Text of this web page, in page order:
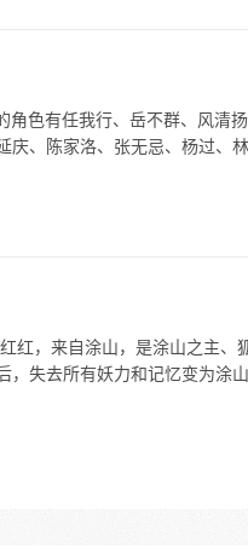
角色有任我行、岳不群、风清
庆、陈家洛、张无忌、杨过、
红，来自涂山，是涂山之主、
，失去所有妖力和记忆变为涂